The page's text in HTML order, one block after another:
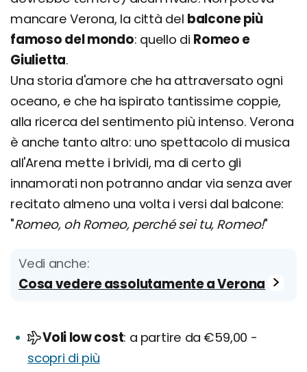
mancare Verona, la città del balcone più
famoso del mondo: quello di Romeo e
Giulietta.
Una storia d'amore che ha attraversato ogni
oceano, e che ha ispirato tantissime coppie,
alla ricerca del sentimento più intenso. Verona
è anche tanto altro: uno spettacolo di musica
all'Arena mette i brividi, ma di certo gli
innamorati non potranno andar via senza aver
recitato almeno una volta i versi dal balcone:
"Romeo, oh Romeo, perché sei tu, Romeo!"
Vedi anche:
Cosa vedere assolutamente a Verona
Voli low cost a partire da €59,00 -
scopri di più